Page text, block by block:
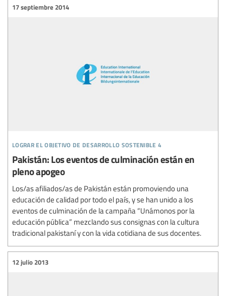
lograr el objetivo de desarrollo sostenible 4
17 septiembre 2014
Pakistán: Los eventos de culminación están en
pleno apogeo
Los/as afiliados/as de Pakistán están promoviendo una
educación de calidad por todo el país, y se han unido a los
eventos de culminación de la campaña “Unámonos por la
educación pública” mezclando sus consignas con la cultura
tradicional pakistaní y con la vida cotidiana de sus docentes.
12 julio 2013